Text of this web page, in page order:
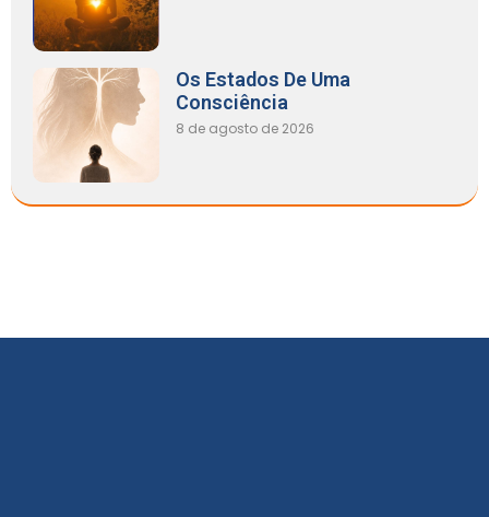
Os Estados De Uma
Consciência
8 de agosto de 2026